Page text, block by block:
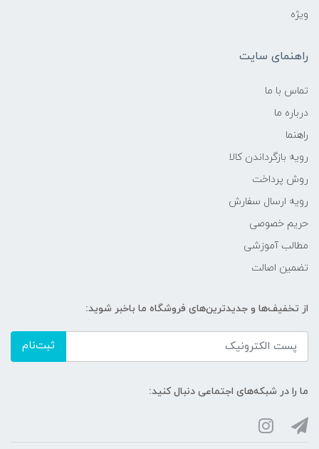
ویژه
راهنمای سایت
تماس با ما
درباره ما
راهنما
رویه‌ بازگرداندن کالا
روش پرداخت
رویه ارسال سفارش
حریم خصوصی
مطالب آموزشی
تضمین اصالت
از تخفیف‌ها و جدیدترین‌های فروشگاه ما باخبر شوید:
ثبت‌نام
ما را در شبکه‌های اجتماعی دنبال کنید: